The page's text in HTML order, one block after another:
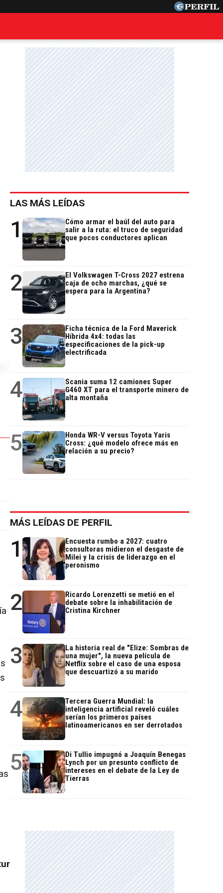
LAS MÁS LEÍDAS
1
Cómo armar el baúl del auto para
salir a la ruta: el truco de seguridad
que pocos conductores aplican
2
El Volkswagen T-Cross 2027 estrena
caja de ocho marchas, ¿qué se
espera para la Argentina?
3
Ficha técnica de la Ford Maverick
Híbrida 4x4: todas las
especificaciones de la pick-up
electrificada
4
Scania suma 12 camiones Super
G460 XT para el transporte minero de
alta montaña
5
Honda WR-V versus Toyota Yaris
Cross: ¿qué modelo ofrece más en
relación a su precio?
MÁS LEÍDAS DE PERFIL
1
Encuesta rumbo a 2027: cuatro
consultoras midieron el desgaste de
Milei y la crisis de liderazgo en el
peronismo
2
Ricardo Lorenzetti se metió en el
debate sobre la inhabilitación de
Cristina Kirchner
3
La historia real de "Elize: Sombras de
una mujer", la nueva película de
Netflix sobre el caso de una esposa
que descuartizó a su marido
4
Tercera Guerra Mundial: la
inteligencia artificial reveló cuáles
serían los primeros países
latinoamericanos en ser derrotados
5
Di Tullio impugnó a Joaquín Benegas
Lynch por un presunto conflicto de
intereses en el debate de la Ley de
Tierras